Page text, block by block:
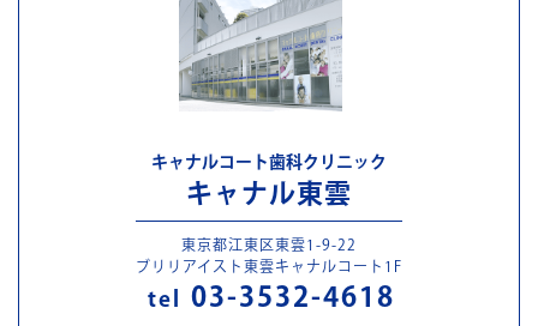
キャナルコート歯科クリニック
キャナル東雲
東京都江東区東雲1-9-22
ブリリアイスト東雲キャナルコート1F
tel 03-3532-4618